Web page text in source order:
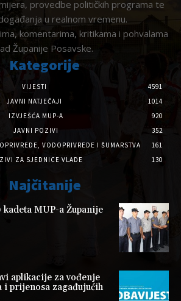
provedbe političkih programa te
u realnom vremenu.
komentarima, kritikama i pohvalama
Županije Posavske.
Kategorije
VIJESTI
4591
JAVNI NATJEČAJI
1014
IZVJEŠĆA MUP-A
920
JAVNI POZIVI
352
VODOPRIVREDE I ŠUMARSTVA
161
ZA SJEDNICE VLADE
130
Najčitanije
MUP-a Županije
aplikacije za vođenje
i prijenosa zagađujućih